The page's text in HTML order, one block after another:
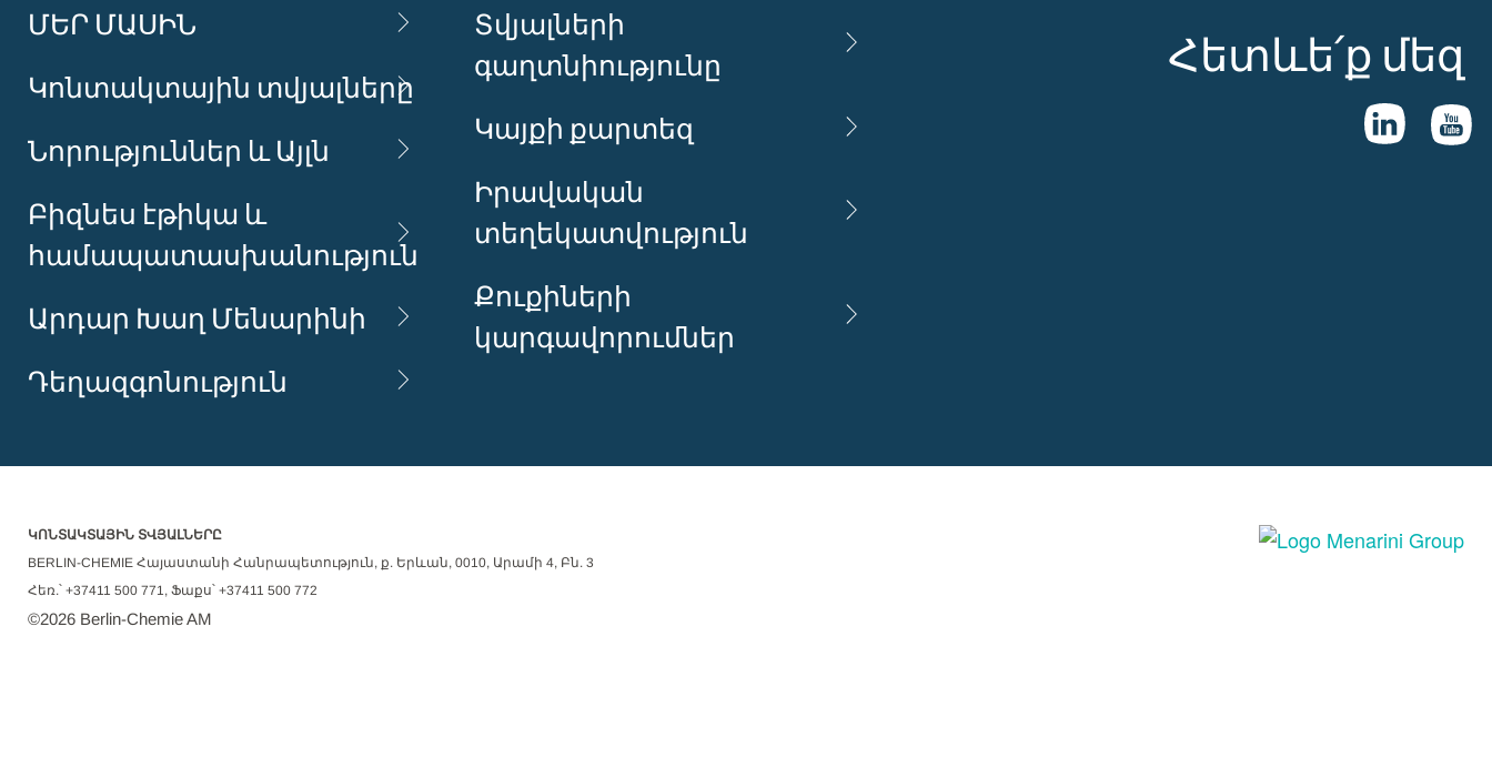
ՄԵՐ ՄԱՍԻՆ
Կոնտակտային տվյալները
Նորություններ և Այլն
Բիզնես էթիկա և
համապատասխանություն
Արդար Խաղ Մենարինի
Դեղազգոնություն
Տվյալների
գաղտնիությունը
Կայքի քարտեզ
Իրավական
տեղեկատվություն
Քուքիների
կարգավորումներ
Հետևե՛ք մեզ
ԿՈՆՏԱԿՏԱՅԻՆ ՏՎՅԱԼՆԵՐԸ
BERLIN-CHEMIE Հայաստանի Հանրապետություն, ք. Երևան, 0010, Արամի 4, Բն. 3
Հեռ.՝ +37411 500 771, Ֆաքս՝ +37411 500 772
©2026 Berlin-Chemie AM